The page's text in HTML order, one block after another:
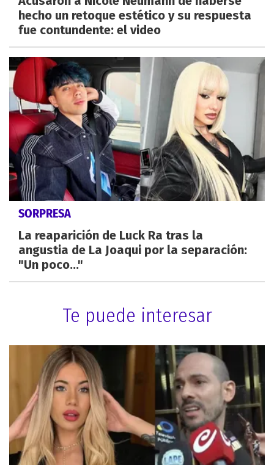
hecho un retoque estético y su respuesta
fue contundente: el video
SORPRESA
La reaparición de Luck Ra tras la
angustia de La Joaqui por la separación:
"Un poco..."
Te puede interesar